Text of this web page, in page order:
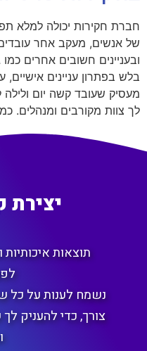
חברת חקירות יכולה למלא
של אנשים, מעקב אחר
ובעניינים חשובים אחרים
בלש בפתרון עניינים אישיים,
מעסיק שעובד קשה יום
לך צוות מקורבים ומנהלים.
תוצאות
נשמח לענות על כל
צורך, כדי להעניק